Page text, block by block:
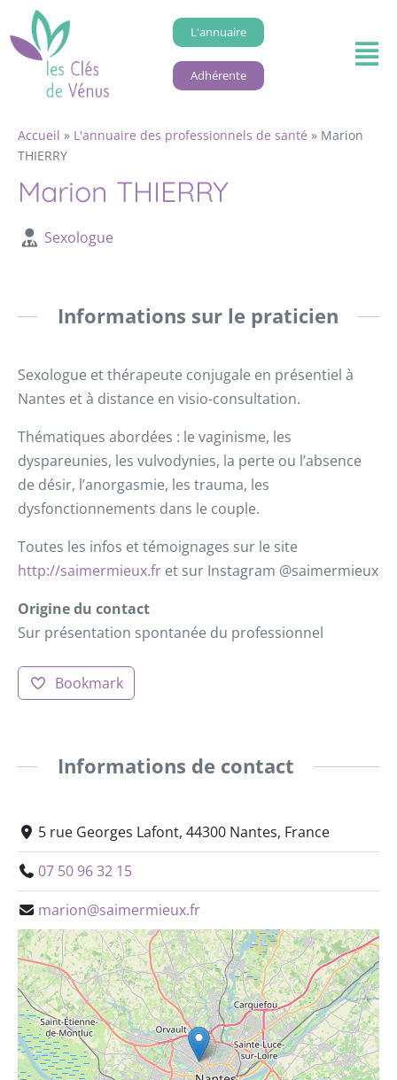
L'annuaire
Adhérente
Accueil » L'annuaire des professionnels de santé » Marion
THIERRY
Marion THIERRY
Sexologue
Informations sur le praticien
Sexologue et thérapeute conjugale en présentiel à
Nantes et à distance en visio-consultation.
Thématiques abordées : le vaginisme, les
dyspareunies, les vulvodynies, la perte ou l’absence
de désir, l’anorgasmie, les trauma, les
dysfonctionnements dans le couple.
Toutes les infos et témoignages sur le site
http://saimermieux.fr et sur Instagram @saimermieux
Origine du contact
Sur présentation spontanée du professionnel
Bookmark
Informations de contact
5 rue Georges Lafont, 44300 Nantes, France
07 50 96 32 15
marion@saimermieux.fr